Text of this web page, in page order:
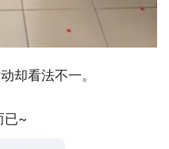
却看法不一。
已~